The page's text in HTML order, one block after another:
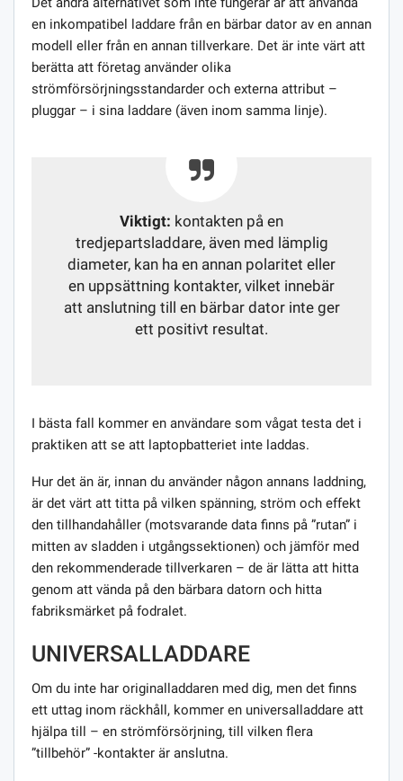
en inkompatibel laddare från en bärbar dator av en annan
modell eller från en annan tillverkare. Det är inte värt att
berätta att företag använder olika
strömförsörjningsstandarder och externa attribut –
pluggar – i sina laddare (även inom samma linje).
Viktigt: kontakten på en
tredjepartsladdare, även med lämplig
diameter, kan ha en annan polaritet eller
en uppsättning kontakter, vilket innebär
att anslutning till en bärbar dator inte ger
ett positivt resultat.
I bästa fall kommer en användare som vågat testa det i
praktiken att se att laptopbatteriet inte laddas.
Hur det än är, innan du använder någon annans laddning,
är det värt att titta på vilken spänning, ström och effekt
den tillhandahåller (motsvarande data finns på ”rutan” i
mitten av sladden i utgångssektionen) och jämför med
den rekommenderade tillverkaren – de är lätta att hitta
genom att vända på den bärbara datorn och hitta
fabriksmärket på fodralet.
UNIVERSALLADDARE
Om du inte har originalladdaren med dig, men det finns
ett uttag inom räckhåll, kommer en universalladdare att
hjälpa till – en strömförsörjning, till vilken flera
”tillbehör” -kontakter är anslutna.